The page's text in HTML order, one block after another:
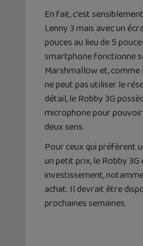
En fait, c’est
Lenny 3 mais avec un
pouces au lieu de 5
smartphone fonctionne
Marshmallow et, comme
ne peut pas utiliser le
détail, le Robby 3G
microphone pour
deux sens.
Pour ceux qui préfèrent
un petit prix, le Robby 3G
investissement,
achat. Il devrait être
prochaines semaines.